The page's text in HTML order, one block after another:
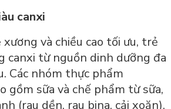
canxi
và chiều cao tối ưu, trẻ
canxi từ nguồn dinh dưỡng đa
Các nhóm thực phẩm
gồm sữa và chế phẩm từ sữa,
(rau dền, rau bina, cải xoăn),